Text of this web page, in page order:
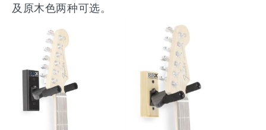
及原木色两种可选。